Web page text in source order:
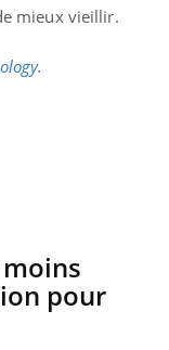
mieux vieillir.
pour